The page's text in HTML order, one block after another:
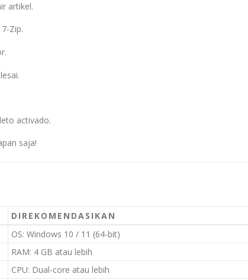
artikel.
Zip.
activado.
saja!
DIREKOMENDASIKAN
OS: Windows 10 / 11 (64-bit)
RAM: 4 GB atau lebih
CPU: Dual-core atau lebih